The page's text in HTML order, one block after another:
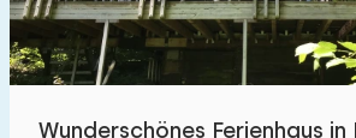
Kinderanimation
Kindereinrichtungen im Park
Zugänglichkeit
Wunderschönes Ferienhaus in